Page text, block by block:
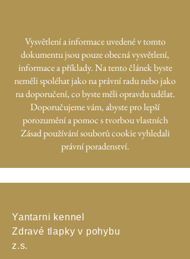
Vysvětlení a informace uvedené v tomto
dokumentu jsou pouze obecná vysvětlení,
informace a příklady. Na tento článek byste
neměli spoléhat jako na právní radu nebo jako
na doporučení, co byste měli opravdu udělat.
Doporučujeme vám, abyste pro lepší
porozumění a pomoc s tvorbou vlastních
Zásad používání souborů cookie vyhledali
právní poradenství.
Yantarni kennel
Zdravé tlapky v pohybu
z.s.